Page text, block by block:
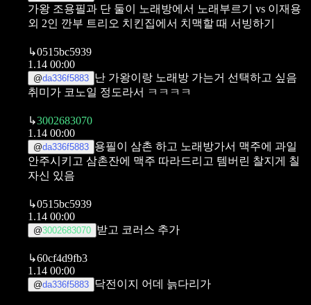
가왕 조용필과 단 둘이 노래방에서 노래부르기 vs 이재용
외 2인 깐부 트리오 치킨집에서 치맥할 때 서빙하기
↳0515bc5939
1.14 00:00
@da336f5883 난 가왕이랑 노래방 가는거 선택하고 싶음
취미가 코노일 정도라서 ㅋㅋㅋㅋ
↳3002683070
1.14 00:00
@da336f5883 용필이 삼촌 하고 노래방가서 맥주에 과일
안주시키고 삼촌잔에 맥주 따라드리고 템버린 찰지게 칠
자신 있음
↳0515bc5939
1.14 00:00
@3002683070 받고 코러스 추가
↳60cf4d9fb3
1.14 00:00
@da336f5883 닥전이지 어데 늙다리가